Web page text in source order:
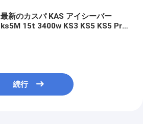
最新のカスパ KAS アイシーバー
ks5M 15t 3400w KS3 KS5 KS5 Pro
続行